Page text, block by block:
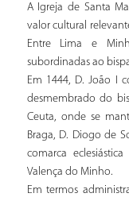
A Igreja de Santa
valor cultural
Entre Lima e
subordinadas ao
Em 1444, D. João I
desmembrado do
Ceuta, onde se
Braga, D. Diogo de
comarca
Valença do Minho.
Em termos